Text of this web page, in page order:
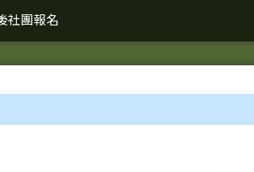
社團報名